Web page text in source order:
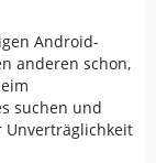
Android-
anderen schon,
suchen und
Unverträglichkeit